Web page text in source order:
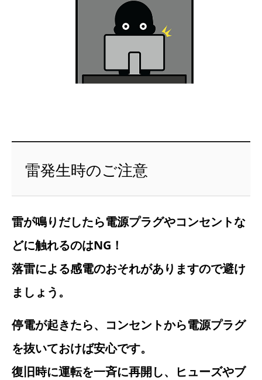
雷発生時のご注意
雷が鳴りだしたら電源プラグやコンセントな
どに触れるのはNG！
落雷による感電のおそれがありますので避け
ましょう。
停電が起きたら、コンセントから電源プラグ
を抜いておけば安心です。
復旧時に運転を一斉に再開し、ヒューズやブ